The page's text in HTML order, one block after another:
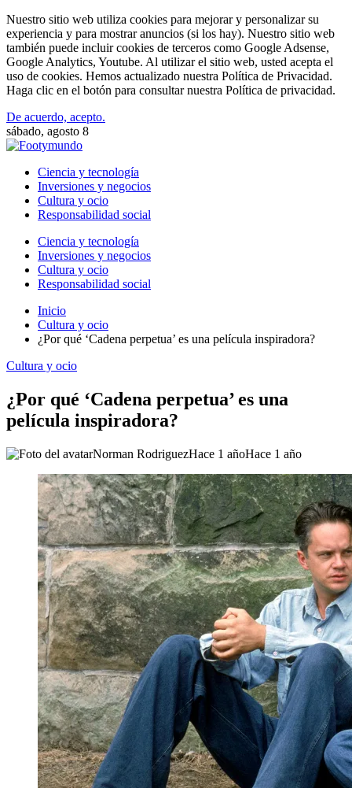
Nuestro sitio web utiliza cookies para mejorar y personalizar su
experiencia y para mostrar anuncios (si los hay). Nuestro sitio web
también puede incluir cookies de terceros como Google Adsense,
Google Analytics, Youtube. Al utilizar el sitio web, usted acepta el
uso de cookies. Hemos actualizado nuestra Política de Privacidad.
Haga clic en el botón para consultar nuestra Política de privacidad.
De acuerdo, acepto.
sábado, agosto 8
Ciencia y tecnología
Inversiones y negocios
Cultura y ocio
Responsabilidad social
Ciencia y tecnología
Inversiones y negocios
Cultura y ocio
Responsabilidad social
Inicio
Cultura y ocio
¿Por qué ‘Cadena perpetua’ es una película inspiradora?
Cultura y ocio
¿Por qué ‘Cadena perpetua’ es una
película inspiradora?
Norman RodriguezHace 1 añoHace 1 año